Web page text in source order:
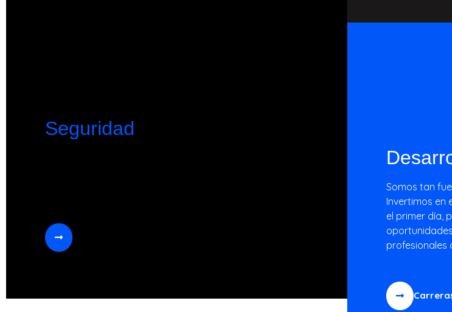
Seguridad
Somos tan
Invertimos en
el primer día,
profesionales